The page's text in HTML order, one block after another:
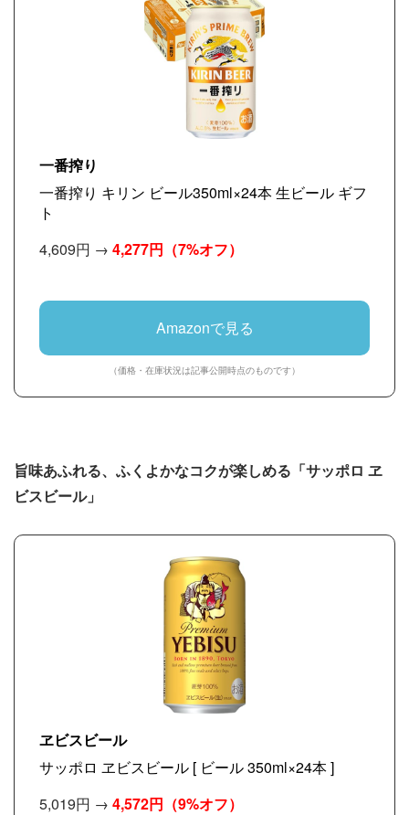
一番搾り
一番搾り キリン ビール350ml×24本 生ビール ギフ
ト
4,609円 → 4,277円 （7%オフ）
Amazonで見る
（価格・在庫状況は記事公開時点のものです）
旨味あふれる、ふくよかなコクが楽しめる「サッポロ ヱ
ビスビール」
ヱビスビール
サッポロ ヱビスビール [ ビール 350ml×24本 ]
5,019円 → 4,572円 （9%オフ）